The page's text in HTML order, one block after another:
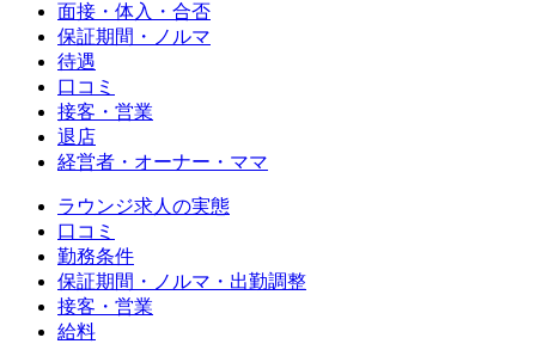
面接・体入・合否
保証期間・ノルマ
待遇
口コミ
接客・営業
退店
経営者・オーナー・ママ
ラウンジ求人の実態
口コミ
勤務条件
保証期間・ノルマ・出勤調整
接客・営業
給料